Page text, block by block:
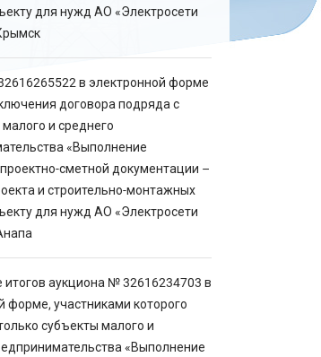
для нужд АО «Электросети
в электронной форме
договора подряда с
и среднего
«Выполнение
сметной документации –
и строительно-монтажных
для нужд АО «Электросети
итогов аукциона № 32616234703 в
форме, участниками которого
субъекты малого и
«Выполнение